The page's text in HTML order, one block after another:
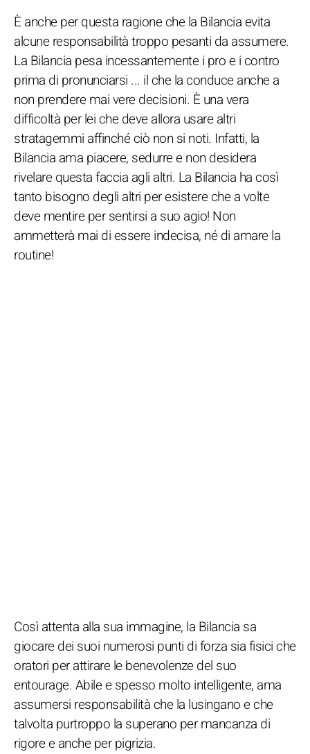
È anche per questa ragione che la Bilancia evita
alcune responsabilità troppo pesanti da assumere.
La Bilancia pesa incessantemente i pro e i contro
prima di pronunciarsi ... il che la conduce anche a
non prendere mai vere decisioni. È una vera
difficoltà per lei che deve allora usare altri
stratagemmi affinché ciò non si noti. Infatti, la
Bilancia ama piacere, sedurre e non desidera
rivelare questa faccia agli altri. La Bilancia ha così
tanto bisogno degli altri per esistere che a volte
deve mentire per sentirsi a suo agio! Non
ammetterà mai di essere indecisa, né di amare la
routine!
Così attenta alla sua immagine, la Bilancia sa
giocare dei suoi numerosi punti di forza sia fisici che
oratori per attirare le benevolenze del suo
entourage. Abile e spesso molto intelligente, ama
assumersi responsabilità che la lusingano e che
talvolta purtroppo la superano per mancanza di
rigore e anche per pigrizia.